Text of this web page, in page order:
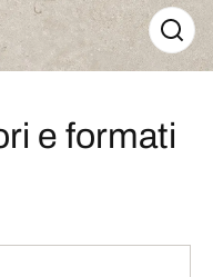
e formati